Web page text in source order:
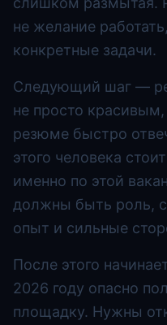
не желание
конкретные задачи.
Следующий шаг —
не просто
резюме быстро
этого человека
именно по этой
должны быть роль,
опыт и сильные
После этого
2026 году опасно
площадку. Нужны